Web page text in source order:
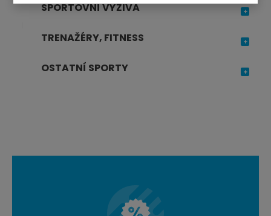
SPORTOVNÍ VÝŽIVA
TRENAŽÉRY, FITNESS
OSTATNÍ SPORTY